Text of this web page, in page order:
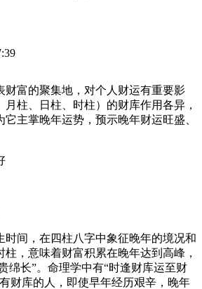
财富的聚集地，对个人财运有重要影
柱、日柱、时柱）的财库作用各异，
主掌晚年运势，预示晚年财运旺盛、
时间，在四柱八字中象征晚年的境况和
，意味着财富积累在晚年达到高峰，
绵长”。命理学中有“时逢财库运至财
财库的人，即使早年经历艰辛，晚年